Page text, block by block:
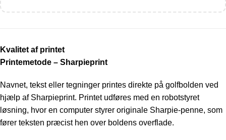
Kvalitet af printet
Printemetode – Sharpieprint
Navnet, tekst eller tegninger printes direkte på golfbolden ved
hjælp af Sharpieprint. Printet udføres med en robotstyret
løsning, hvor en computer styrer originale Sharpie-penne, som
fører teksten præcist hen over boldens overflade.